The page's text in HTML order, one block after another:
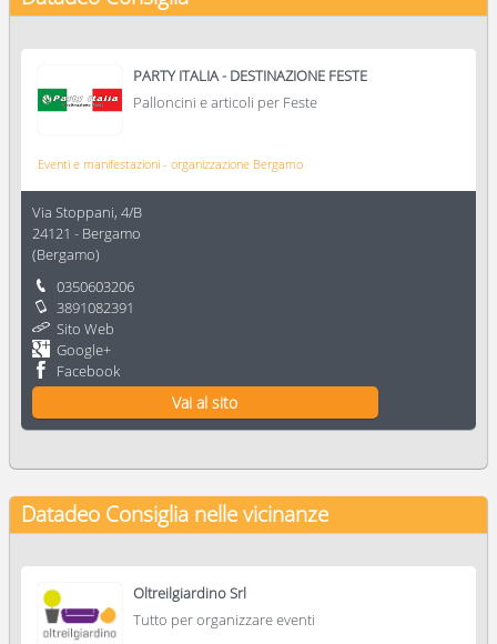
PARTY ITALIA - DESTINAZIONE FESTE
Palloncini e articoli per Feste
Eventi e manifestazioni - organizzazione Bergamo
Via Stoppani, 4/B
24121 - Bergamo
(Bergamo)
0350603206
3891082391
Sito Web
Google+
Facebook
Vai al sito
Datadeo Consiglia nelle vicinanze
Oltreilgiardino Srl
Tutto per organizzare eventi